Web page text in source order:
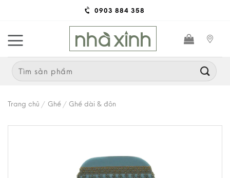
content
0903 884 358
Search
for:
Trang chủ / Ghế / Ghế dài & đôn